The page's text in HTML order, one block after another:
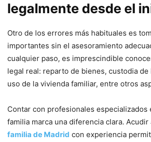
legalmente desde el
Otro de los errores más habituales es
importantes sin el asesoramiento
cualquier paso, es imprescindible
legal real: reparto de bienes, custodia
uso de la vivienda familiar, entre otros
Contar con profesionales especializados
familia marca una diferencia clara. Acudir
familia de Madrid con experiencia